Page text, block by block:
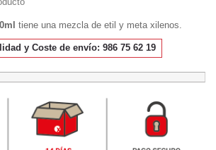
tiene una mezcla de etil y meta xilenos.
y Coste de envío: 986 75 62 19